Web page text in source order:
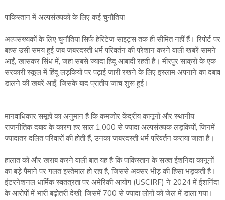
पाकिस्तान में अल्पसंख्यकों के लिए कई चुनौतियां
अल्पसंख्यकों के लिए चुनौतियां सिर्फ हेरिटेज साइट्स तक ही सीमित नहीं हैं। रिपोर्ट पर
बहस उसी समय हुई जब जबरदस्ती धर्म परिवर्तन की परेशान करने वाली खबरें सामने
आईं, खासकर सिंध में, जहां सबसे ज्यादा हिंदू आबादी रहती है। मीरपुर साक्रो के एक
सरकारी स्कूल में हिंदू लड़कियों पर पढ़ाई जारी रखने के लिए इस्लाम अपनाने का दबाव
डालने की खबरें आईं, जिसके बाद प्रांतीय जांच शुरू हुई।
मानवाधिकार समूहों का अनुमान है कि कमजोर केंद्रीय कानूनों और स्थानीय
राजनीतिक दबाव के कारण हर साल 1,000 से ज्यादा अल्पसंख्यक लड़कियों, जिनमें
ज्यादातर दलित परिवारों की होती हैं, उनका जबरदस्ती धर्म परिवर्तन कराया जाता है।
हालात को और खराब करने वाली बात यह है कि पाकिस्तान के सख्त ईशनिंदा कानूनों
का बड़े पैमाने पर गलत इस्तेमाल हो रहा है, जिससे अक्सर भीड़ की हिंसा भड़कती है।
इंटरनेशनल धार्मिक स्वतंत्रता पर अमेरिकी आयोग (USCIRF) ने 2024 में ईशनिंदा
के आरोपों में भारी बढ़ोतरी देखी, जिसमें 700 से ज्यादा लोगों को जेल में डाला गया।